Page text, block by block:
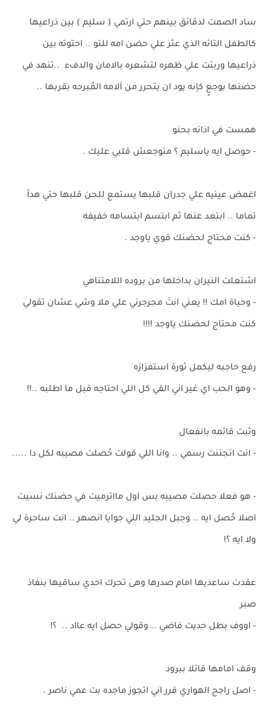
ساد الصمت لدقائق بينهم حتي ارتمي ( سليم ) بين ذراعيها
كالطفل التائه الذي عثر علي حضن امه للتو .. احتوته بين
ذراعيها وربتت علي ظهره لتشعره بالامان والدفء ..تنهد في
حضنها بوجعٍ كإنه يود ان يتحرر من آلامه المُبرحه بقربها ..
همست في اذانه بحنو
- حوصل ايه ياسليم ؟ متوجعش قلبي عليك .
اغمض عينيه علي جدران قلبها يستمع للحن قلبها حتي هدأ
تماما .. ابتعد عنها ثم ابتسم ابتسامه خفيفه
- كنت محتاج لحضنك قوي ياوجد .
اشتعلت النيران بداخلها من بروده اللامتناهي
- وحياة امك !! يعني انتَ مجرجرني علي ملا وشي عشان تقولي
كنت محتاج لحضنك ياوجد !!!!
رفع حاجبه ليكمل ثورة استفزازه
- وهو الحب اي غير اني القي كل اللي احتاجه قبل ما اطلبه ..!!
وثبت قائمه بانفعال
- انت اتجننت رسمي .. وانا اللي قولت حُصلت مصيبه لكل دا .....
- هو فعلا حصلت مصيبه بس اول مااترميت في حضنك نسيت
اصلا حُصل ايه .. وجبل الجليد اللي جوايا انصهر .. انت ساحرة لي
ولا ايه ؟!
عقدت ساعديها امام صدرها وهى تحرك احدي ساقيها بنفاذ
صبر
- اووف بطل حديت فاضي .. وقولي حصل ايه عااد .. ؟!
وقف امامها قائلا ببرود
- اصل راجح الهواري قرر اني اتجوز ماجده بت عمي ناصر .